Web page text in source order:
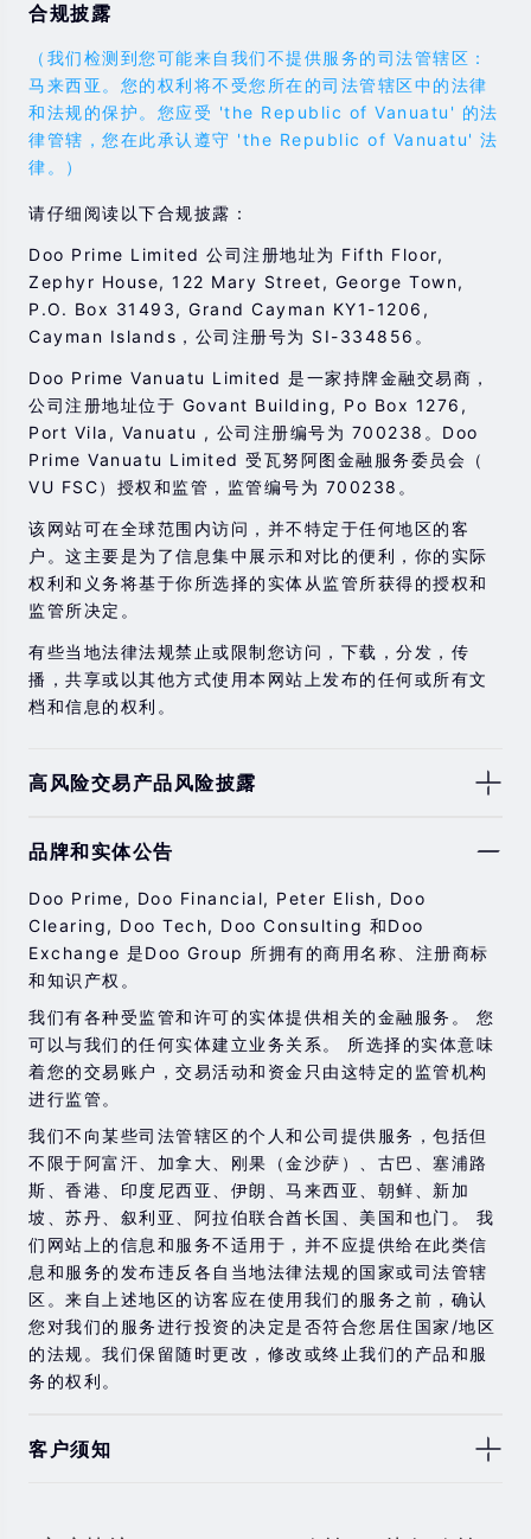
合规披露
（我们检测到您可能来自我们不提供服务的司法管辖区：
马来西亚。您的权利将不受您所在的司法管辖区中的法律
和法规的保护。您应受 'the Republic of Vanuatu' 的法
律管辖，您在此承认遵守 'the Republic of Vanuatu' 法
律。）
请仔细阅读以下合规披露：
Doo Prime Limited 公司注册地址为 Fifth Floor,
Zephyr House, 122 Mary Street, George Town,
P.O. Box 31493, Grand Cayman KY1-1206,
Cayman Islands，公司注册号为 SI-334856。
Doo Prime Vanuatu Limited 是一家持牌金融交易商，
公司注册地址位于 Govant Building, Po Box 1276,
Port Vila, Vanuatu , 公司注册编号为 700238。Doo
Prime Vanuatu Limited 受瓦努阿图金融服务委员会（
VU FSC）授权和监管，监管编号为 700238。
该网站可在全球范围内访问，并不特定于任何地区的客
户。这主要是为了信息集中展示和对比的便利，你的实际
权利和义务将基于你所选择的实体从监管所获得的授权和
监管所决定。
有些当地法律法规禁止或限制您访问，下载，分发，传
播，共享或以其他方式使用本网站上发布的任何或所有文
档和信息的权利。
高风险交易产品风险披露
券，期货，差价合约和其他金融产品交易涉及高风险，可
过去的投资表现并不代表其未来的表现。
在与我们进行任何交易之前，请确保您完全了解使用相应
金融工具进行交易的风险。 如果您不了解此处说明的风
险，则应寻求独立的专业建议。
品牌和实体公告
Doo Prime, Doo Financial, Peter Elish, Doo
Clearing, Doo Tech, Doo Consulting 和Doo
Exchange 是Doo Group 所拥有的商用名称、注册商标
和知识产权。
我们有各种受监管和许可的实体提供相关的金融服务。 您
可以与我们的任何实体建立业务关系。 所选择的实体意味
着您的交易账户，交易活动和资金只由这特定的监管机构
进行监管。
我们不向某些司法管辖区的个人和公司提供服务，包括但
不限于阿富汗、加拿大、刚果（金沙萨）、古巴、塞浦路
斯、香港、印度尼西亚、伊朗、马来西亚、朝鲜、新加
坡、苏丹、叙利亚、阿拉伯联合酋长国、美国和也门。 我
们网站上的信息和服务不适用于，并不应提供给在此类信
息和服务的发布违反各自当地法律法规的国家或司法管辖
区。来自上述地区的访客应在使用我们的服务之前，确认
您对我们的服务进行投资的决定是否符合您居住国家/地区
的法规。我们保留随时更改，修改或终止我们的产品和服
务的权利。
客户须知